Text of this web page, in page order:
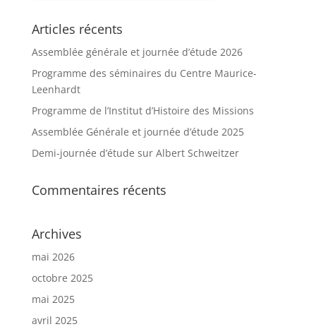
Articles récents
Assemblée générale et journée d’étude 2026
Programme des séminaires du Centre Maurice-
Leenhardt
Programme de l’Institut d’Histoire des Missions
Assemblée Générale et journée d’étude 2025
Demi-journée d’étude sur Albert Schweitzer
Commentaires récents
Archives
mai 2026
octobre 2025
mai 2025
avril 2025